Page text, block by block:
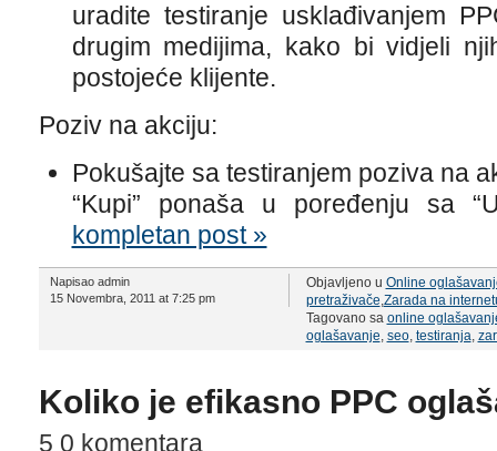
uradite testiranje usklađivanjem
drugim medijima, kako bi vidjeli
postojeće klijente.
Poziv na akciju:
Pokušajte sa testiranjem poziva na
“Kupi” ponaša u poređenju sa
kompletan post »
Napisao admin
15 Novembra, 2011 at 7:25 pm
Objavljeno u Online
pretraživače,Zarada na
Tagovano sa online
oglašavanje, seo, testiranja,
Koliko je efikasno PPC
5 0 komentara